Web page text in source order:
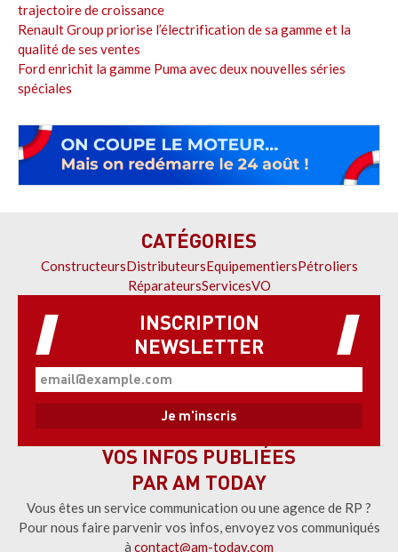
trajectoire de croissance
Renault Group priorise l’électrification de sa gamme et la
qualité de ses ventes
Ford enrichit la gamme Puma avec deux nouvelles séries
spéciales
CATÉGORIES
ConstructeursDistributeursEquipementiersPétroliers
RéparateursServicesVO
INSCRIPTION
NEWSLETTER
VOS INFOS PUBLIÉES
PAR AM TODAY
Vous êtes un service communication ou une agence de RP ?
Pour nous faire parvenir vos infos, envoyez vos communiqués
à contact@am-today.com